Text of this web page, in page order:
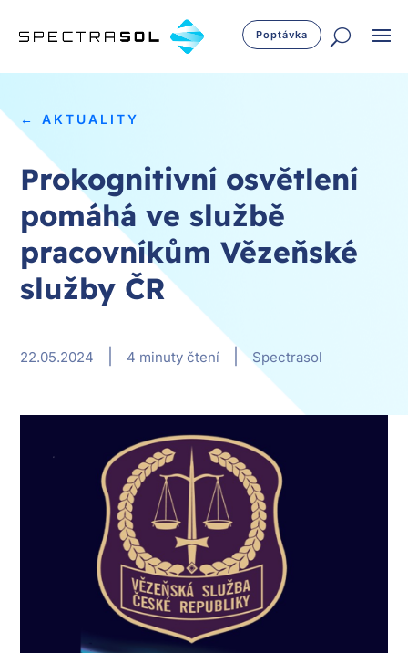
Poptávka
← AKTUALITY
Prokognitivní osvětlení
pomáhá ve službě
pracovníkům Vězeňské
služby ČR
22.05.2024 4 minuty čtení | Spectrasol